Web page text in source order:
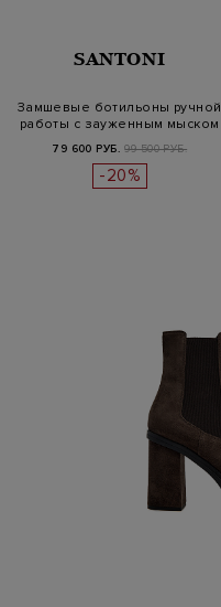
SANTONI
Замшевые ботильоны ручной
работы с зауженным мыском
79 600 РУБ. 99 500 РУБ.
-20%